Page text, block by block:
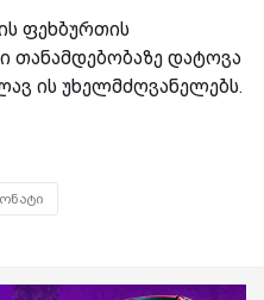
ფეხბურთის
თანამდებობაზე დატოვა
ის უხელმძღვანელებს.